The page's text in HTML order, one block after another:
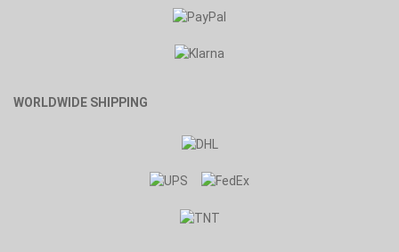
WORLDWIDE SHIPPING